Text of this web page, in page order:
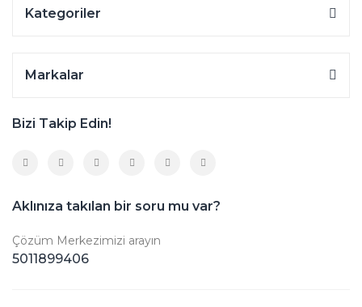
Kategoriler
Markalar
Bizi Takip Edin!
Aklınıza takılan bir soru mu var?
Çözüm Merkezimizi arayın
5011899406